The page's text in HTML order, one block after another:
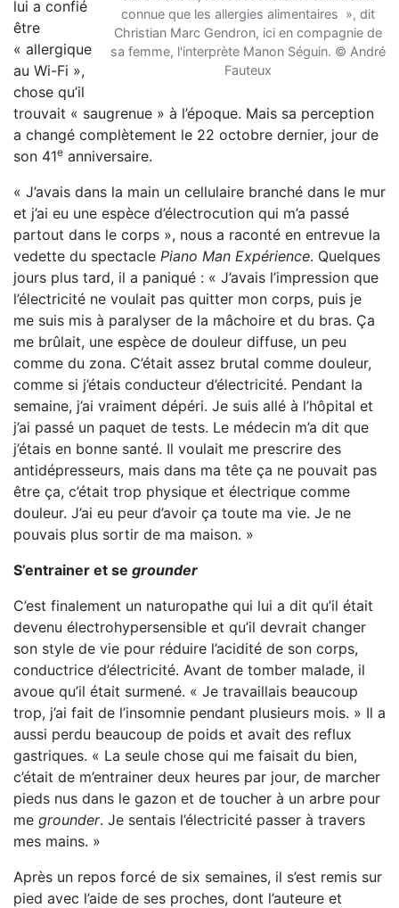
connue que les allergies alimentaires », dit
Christian Marc Gendron, ici en compagnie de
sa femme, l'interprète Manon Séguin. © André
Fauteux
lui a confié
être
« allergique
au Wi-Fi »,
chose qu’il
trouvait « saugrenue » à l’époque. Mais sa perception
a changé complètement le 22 octobre dernier, jour de
son 41e anniversaire.
« J’avais dans la main un cellulaire branché dans le mur
et j’ai eu une espèce d’électrocution qui m’a passé
partout dans le corps », nous a raconté en entrevue la
vedette du spectacle Piano Man Expérience. Quelques
jours plus tard, il a paniqué : « J’avais l’impression que
l’électricité ne voulait pas quitter mon corps, puis je
me suis mis à paralyser de la mâchoire et du bras. Ça
me brûlait, une espèce de douleur diffuse, un peu
comme du zona. C’était assez brutal comme douleur,
comme si j’étais conducteur d’électricité. Pendant la
semaine, j’ai vraiment dépéri. Je suis allé à l’hôpital et
j’ai passé un paquet de tests. Le médecin m’a dit que
j’étais en bonne santé. Il voulait me prescrire des
antidépresseurs, mais dans ma tête ça ne pouvait pas
être ça, c’était trop physique et électrique comme
douleur. J’ai eu peur d’avoir ça toute ma vie. Je ne
pouvais plus sortir de ma maison. »
S’entrainer et se grounder
C’est finalement un naturopathe qui lui a dit qu’il était
devenu électrohypersensible et qu’il devrait changer
son style de vie pour réduire l’acidité de son corps,
conductrice d’électricité. Avant de tomber malade, il
avoue qu’il était surmené. « Je travaillais beaucoup
trop, j’ai fait de l’insomnie pendant plusieurs mois. » Il a
aussi perdu beaucoup de poids et avait des reflux
gastriques. « La seule chose qui me faisait du bien,
c’était de m’entrainer deux heures par jour, de marcher
pieds nus dans le gazon et de toucher à un arbre pour
me grounder. Je sentais l’électricité passer à travers
mes mains. »
Après un repos forcé de six semaines, il s’est remis sur
pied avec l’aide de ses proches, dont l’auteure et